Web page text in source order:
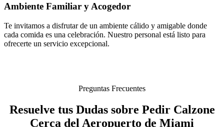
Ambiente Familiar y Acogedor
Te invitamos a disfrutar de un ambiente cálido y amigable donde
cada comida es una celebración. Nuestro personal está listo para
ofrecerte un servicio excepcional.
Preguntas Frecuentes
Resuelve tus Dudas sobre Pedir Calzone
Cerca del Aeropuerto de Miami